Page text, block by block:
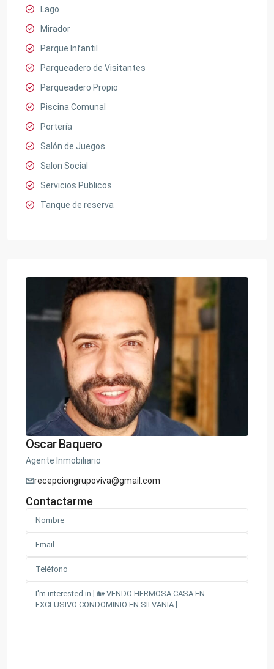
Lago
Mirador
Parque Infantil
Parqueadero de Visitantes
Parqueadero Propio
Piscina Comunal
Portería
Salón de Juegos
Salon Social
Servicios Publicos
Tanque de reserva
Oscar Baquero
Agente Inmobiliario
recepciongrupoviva@gmail.com
Contactarme